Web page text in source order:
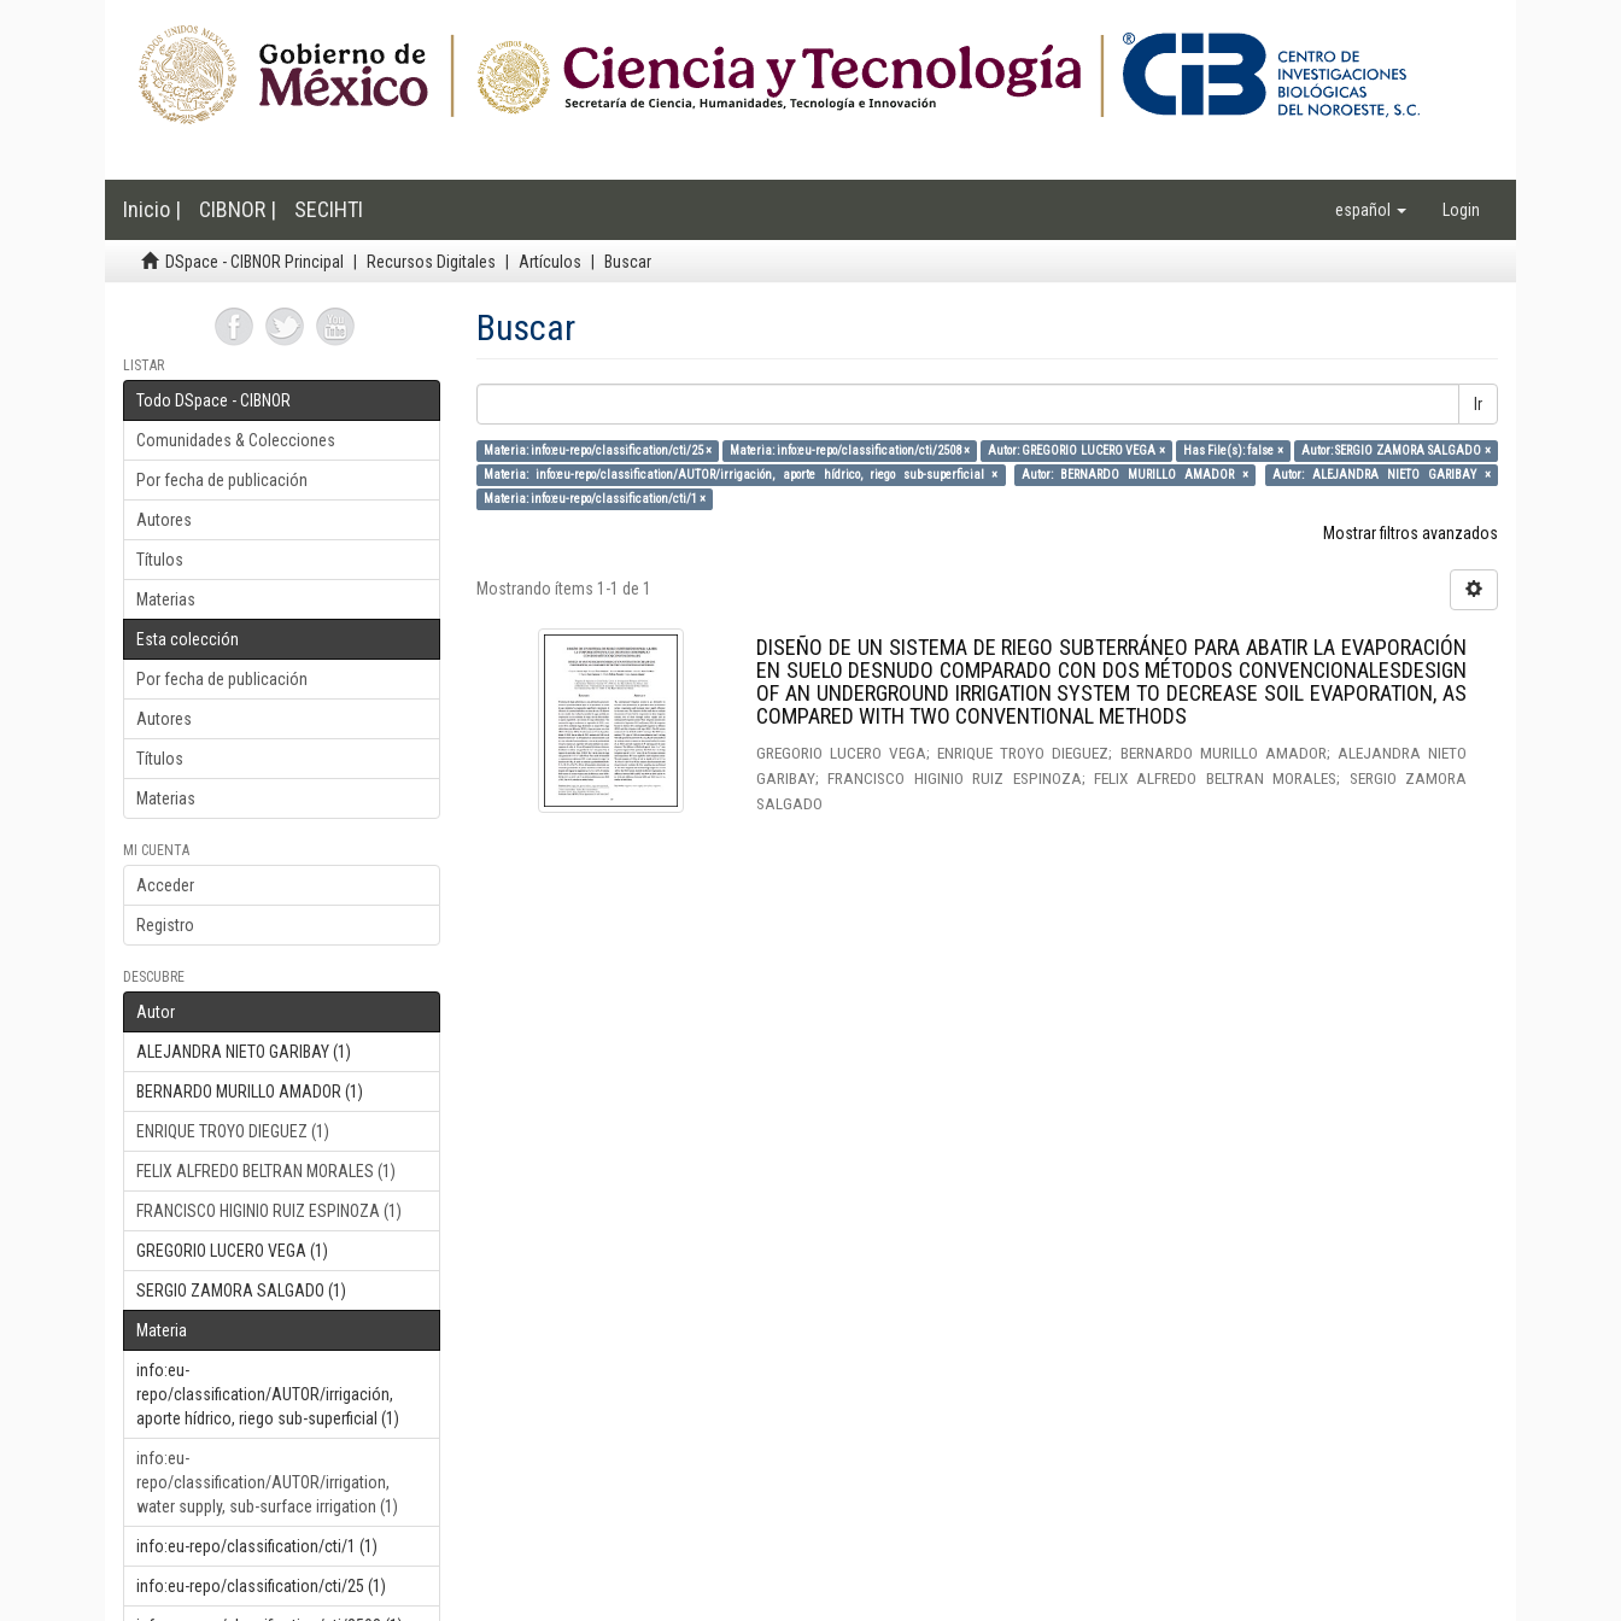
Inicio | CIBNOR | SECIHTI español Login
DSpace - CIBNOR Principal Recursos Digitales Artículos Buscar
LISTAR
Todo DSpace - CIBNOR
Comunidades & Colecciones
Por fecha de publicación
Autores
Títulos
Materias
Esta colección
Por fecha de publicación
Autores
Títulos
Materias
MI CUENTA
Acceder
Registro
DESCUBRE
Autor
ALEJANDRA NIETO GARIBAY (1)
BERNARDO MURILLO AMADOR (1)
ENRIQUE TROYO DIEGUEZ (1)
FELIX ALFREDO BELTRAN MORALES (1)
FRANCISCO HIGINIO RUIZ ESPINOZA (1)
GREGORIO LUCERO VEGA (1)
SERGIO ZAMORA SALGADO (1)
Materia
info:eu-
repo/classification/AUTOR/irrigación,
aporte hídrico, riego sub-superficial (1)
info:eu-
repo/classification/AUTOR/irrigation,
water supply, sub-surface irrigation (1)
info:eu-repo/classification/cti/1 (1)
info:eu-repo/classification/cti/25 (1)
Buscar
Ir
Materia: info:eu-repo/classification/cti/25 × Materia: info:eu-repo/classification/cti/2508 × Autor: GREGORIO LUCERO VEGA × Has File(s): false ×
Autor: SERGIO ZAMORA SALGADO ×
Materia: info:eu-repo/classification/AUTOR/irrigación, aporte hídrico, riego sub-superficial ×
Autor: BERNARDO MURILLO AMADOR ×
Autor: ALEJANDRA NIETO GARIBAY ×
Materia: info:eu-repo/classification/cti/1 ×
Mostrar filtros avanzados
Mostrando ítems 1-1 de 1
DISEÑO DE UN SISTEMA DE RIEGO SUBTERRÁNEO PARA ABATIR LA EVAPORACIÓN
EN SUELO DESNUDO COMPARADO CON DOS MÉTODOS CONVENCIONALESDESIGN
OF AN UNDERGROUND IRRIGATION SYSTEM TO DECREASE SOIL EVAPORATION, AS
COMPARED WITH TWO CONVENTIONAL METHODS
GREGORIO LUCERO VEGA; ENRIQUE TROYO DIEGUEZ; BERNARDO MURILLO AMADOR; ALEJANDRA NIETO
GARIBAY; FRANCISCO HIGINIO RUIZ ESPINOZA; FELIX ALFREDO BELTRAN MORALES; SERGIO ZAMORA
SALGADO